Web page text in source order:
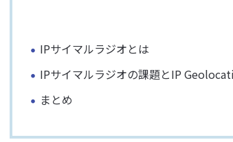
IPサイマルラジオとは
IPサイマルラジオの課題とIP
まとめ